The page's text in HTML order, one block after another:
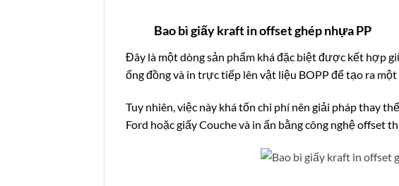
Bao bì giấy kraft in offset ghép nhựa PP
Đây là một dòng sản phẩm khá đặc biệt được kết hợp
ống đồng và in trực tiếp lên vật liệu BOPP để tạo ra
Tuy nhiên, việc này khá tốn chi phí nên giải pháp thay
Ford hoặc giấy Couche và in ấn bằng công nghệ offset